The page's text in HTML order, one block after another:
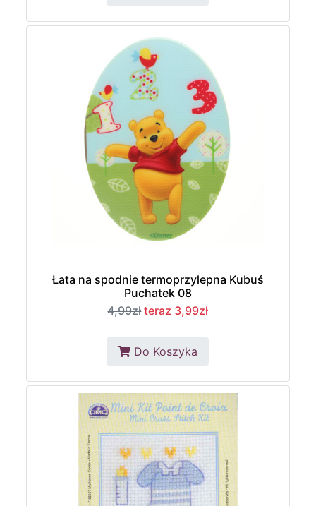
Łata na spodnie termoprzylepna Kubuś
Puchatek 08
4,99zł teraz 3,99zł
Do Koszyka